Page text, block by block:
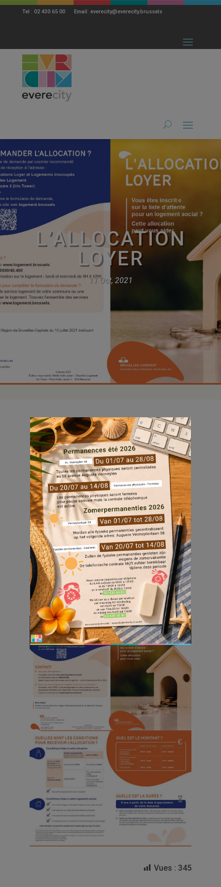
Tel : 02 430 65 00 Email: everecity@everecity.brussels
L’ALLOCATION
LOYER
11 Oct, 2021
Vous êtes candidat en liste d’attente pour un
logement social ? Vous avez peut-être droit à une
allocation d’aide.
Avez-vous toutes les conditions d’accession pour
cette allocation ? Vous trouverez toutes les
information utiles en consultant la brochure ci-joint.
Vous avez des questions ? Consultez notre site web
www.logement.brusselsou téléphonez-nous au
0800/40.400
Vues : 345
modal-check